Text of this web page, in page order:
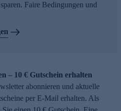
Faire Bedingungen und
– 10 € Gutschein erhalten
abonnieren und aktuelle
per E-Mail erhalten. Als